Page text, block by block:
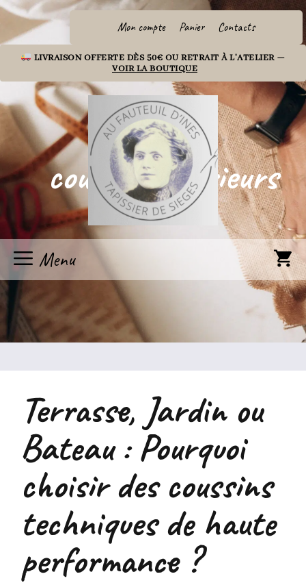
Aller
au
Mon compte Panier Contacts
LIVRAISON OFFERTE DÈS 50€ OU RETRAIT À L'ATELIER —
VOIR LA BOUTIQUE
Menu
coussinsexterieurs
Terrasse, Jardin ou
Bateau : Pourquoi
choisir des coussins
techniques de haute
performance ?